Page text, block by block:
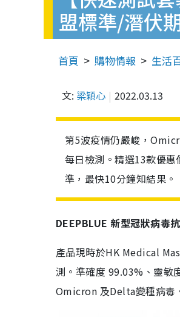
盟標準/潛伏
首頁 購物情報 生活
文: 梁穎心 2022.03.13
第5波疫情仍嚴峻，
每日檢測。精選13款優
準，最快10分鐘知結果。
DEEPBLUE 新型冠狀病毒
產品現時於HK Medical
測。準確度 99.03%、靈敏
Omicron 及Delta變種病毒